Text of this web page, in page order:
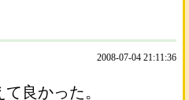
2008-07-04 21:11:36
良かった。